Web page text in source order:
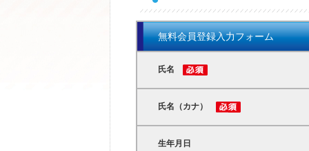
無料会員登録入力フォーム
氏名
氏名（カナ）
生年月日